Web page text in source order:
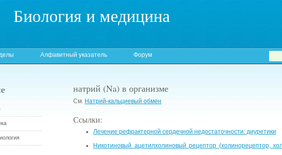
Биология и медицина
Алфавитный указатель Форум
натрий (Na) в организме
См. Натрий-кальциевый обмен
Ссылки:
Лечение рефрактерной сердечной недостаточности: диуретики
Никотиновый ацетилхолиновый рецептор (холинорецептор,